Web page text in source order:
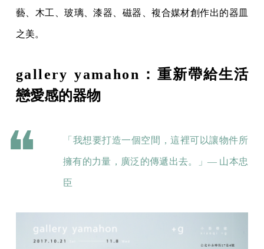
藝、木工、玻璃、漆器、磁器、複合媒材創作出的器皿
之美。
gallery yamahon：重新帶給生活
戀愛感的器物
「我想要打造一個空間，這裡可以讓物件所
擁有的力量，廣泛的傳遞出去。」— 山本忠
臣